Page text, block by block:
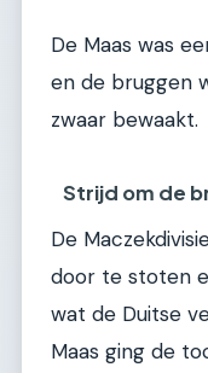
De Maas was
en de bruggen
zwaar bewaakt.
Strijd om de
De
door te stoten
wat de Duitse
Maas ging de